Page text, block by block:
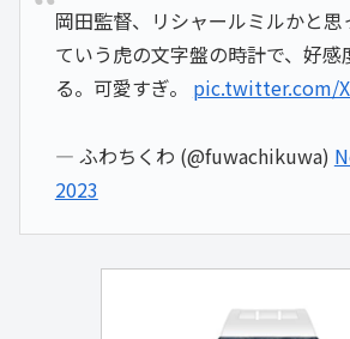
岡田監督、リシャールミルかと思
ていう虎の文字盤の時計で、好感
る。可愛すぎ。 pic.twitter.com/
— ふわちくわ (@fuwachikuwa)
2023